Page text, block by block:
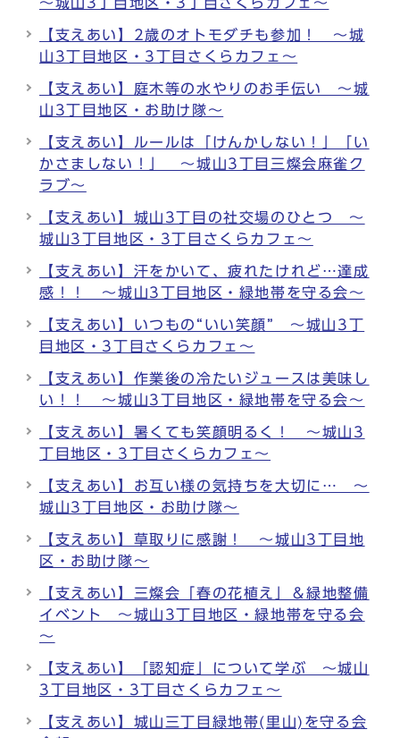
【支えあい】2歳のオトモダチも参加！ ～城
山3丁目地区・3丁目さくらカフェ～
【支えあい】庭木等の水やりのお手伝い ～城
山3丁目地区・お助け隊～
【支えあい】ルールは「けんかしない！」「い
かさましない！」 ～城山3丁目三燦会麻雀ク
ラブ～
【支えあい】城山3丁目の社交場のひとつ ～
城山3丁目地区・3丁目さくらカフェ～
【支えあい】汗をかいて、疲れたけれど…達成
感！！ ～城山3丁目地区・緑地帯を守る会～
【支えあい】いつもの“いい笑顔” ～城山3丁
目地区・3丁目さくらカフェ～
【支えあい】作業後の冷たいジュースは美味し
い！！ ～城山3丁目地区・緑地帯を守る会～
【支えあい】暑くても笑顔明るく！ ～城山3
丁目地区・3丁目さくらカフェ～
【支えあい】お互い様の気持ちを大切に… ～
城山3丁目地区・お助け隊～
【支えあい】草取りに感謝！ ～城山3丁目地
区・お助け隊～
【支えあい】三燦会「春の花植え」＆緑地整備
イベント ～城山3丁目地区・緑地帯を守る会
～
【支えあい】「認知症」について学ぶ ～城山
3丁目地区・3丁目さくらカフェ～
【支えあい】城山三丁目緑地帯(里山)を守る会